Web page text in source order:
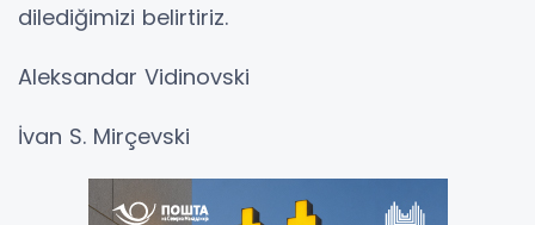
dilediğimizi belirtiriz.
Aleksandar Vidinovski
İvan S. Mirçevski